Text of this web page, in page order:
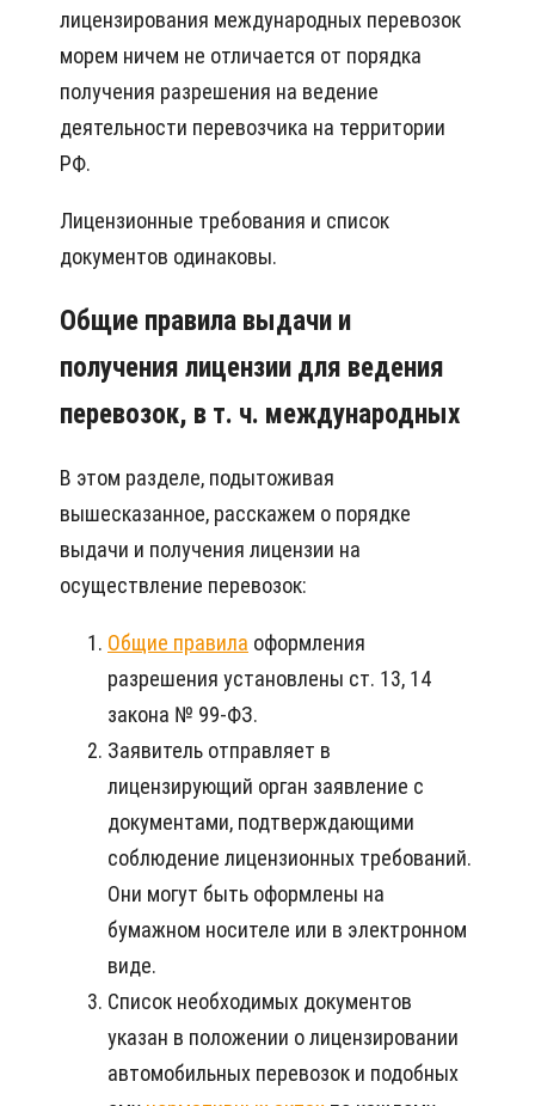
лицензирования международных перевозок
морем ничем не отличается от порядка
получения разрешения на ведение
деятельности перевозчика на территории
РФ.
Лицензионные требования и список
документов одинаковы.
Общие правила выдачи и
получения лицензии для ведения
перевозок, в т. ч. международных
В этом разделе, подытоживая
вышесказанное, расскажем о порядке
выдачи и получения лицензии на
осуществление перевозок:
Общие правила оформления
разрешения установлены ст. 13, 14
закона № 99-ФЗ.
Заявитель отправляет в
лицензирующий орган заявление с
документами, подтверждающими
соблюдение лицензионных требований.
Они могут быть оформлены на
бумажном носителе или в электронном
виде.
Список необходимых документов
указан в положении о лицензировании
автомобильных перевозок и подобных